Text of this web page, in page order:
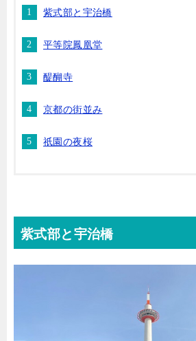
紫式部と宇治橋
平等院鳳凰堂
醍醐寺
京都の街並み
祇園の夜桜
紫式部と宇治橋